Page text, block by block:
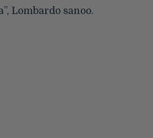
Lombardo sanoo.